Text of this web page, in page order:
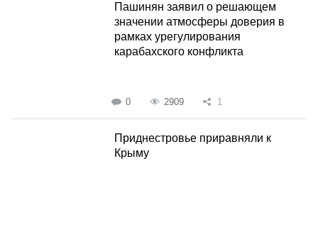
Пашинян заявил о решающем
значении атмосферы доверия в
рамках урегулирования
карабахского конфликта
0 2909 1
Приднестровье приравняли к
Крыму